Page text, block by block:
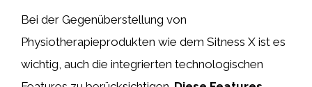
Bei der Gegenüberstellung von
Physiotherapieprodukten wie dem Sitness X ist es
wichtig, auch die integrierten technologischen